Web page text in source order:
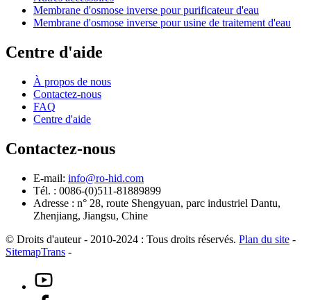
Membrane d'osmose inverse pour purificateur d'eau
Membrane d'osmose inverse pour usine de traitement d'eau
Centre d'aide
À propos de nous
Contactez-nous
FAQ
Centre d'aide
Contactez-nous
E-mail: info@ro-hid.com
Tél. : 0086-(0)511-81889899
Adresse : n° 28, route Shengyuan, parc industriel Dantu,
Zhenjiang, Jiangsu, Chine
© Droits d'auteur - 2010-2024 : Tous droits réservés. Plan du site -
SitemapTrans -